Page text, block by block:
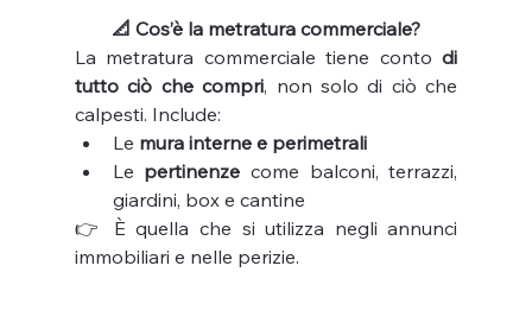
📐 Cos’è la metratura commerciale?
La metratura commerciale tiene conto di
tutto ciò che compri, non solo di ciò che
calpesti. Include:
Le mura interne e perimetrali
Le pertinenze come balconi, terrazzi,
giardini, box e cantine
👉 È quella che si utilizza negli annunci
immobiliari e nelle perizie.